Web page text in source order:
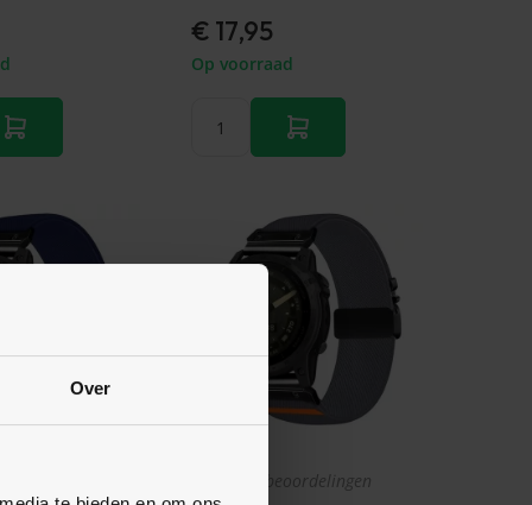
Over
€ 17,95
Op voorraad
Nog geen beoordelingen